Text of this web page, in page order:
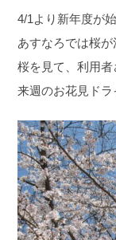
4/1より新年度が
あすなろでは桜
桜を見て、利用者
来週のお花見ドラ